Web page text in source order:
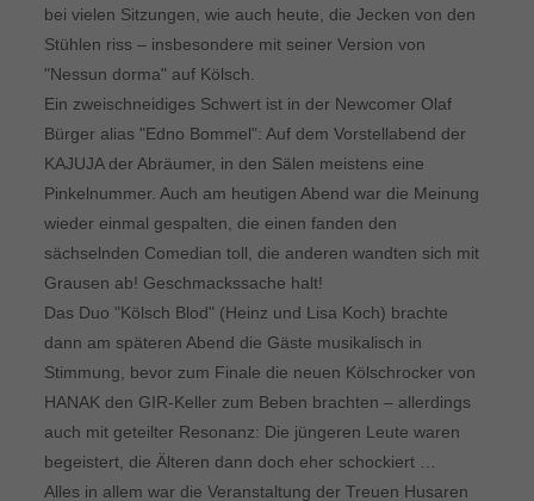
bei vielen Sitzungen, wie auch heute, die Jecken von den
Stühlen riss – insbesondere mit seiner Version von
"Nessun dorma" auf Kölsch.
Ein zweischneidiges Schwert ist in der Newcomer Olaf
Bürger alias "Edno Bommel": Auf dem Vorstellabend der
KAJUJA der Abräumer, in den Sälen meistens eine
Pinkelnummer. Auch am heutigen Abend war die Meinung
wieder einmal gespalten, die einen fanden den
sächselnden Comedian toll, die anderen wandten sich mit
Grausen ab! Geschmackssache halt!
Das Duo "Kölsch Blod" (Heinz und Lisa Koch) brachte
dann am späteren Abend die Gäste musikalisch in
Stimmung, bevor zum Finale die neuen Kölschrocker von
HANAK den GIR-Keller zum Beben brachten – allerdings
auch mit geteilter Resonanz: Die jüngeren Leute waren
begeistert, die Älteren dann doch eher schockiert …
Alles in allem war die Veranstaltung der Treuen Husaren